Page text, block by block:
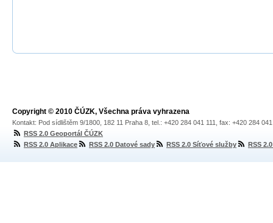
Copyright © 2010 ČÚZK, Všechna práva vyhrazena
Kontakt: Pod sídlištěm 9/1800, 182 11 Praha 8, tel.: +420 284 041 111, fax: +420 284
RSS 2.0 Geoportál ČÚZK
RSS 2.0 Aplikace
RSS 2.0 Datové sady RSS 2.0 Síťové služby RSS